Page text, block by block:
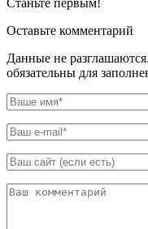
Станьте первым!
Оставьте комментарий
Данные не
обязательны для